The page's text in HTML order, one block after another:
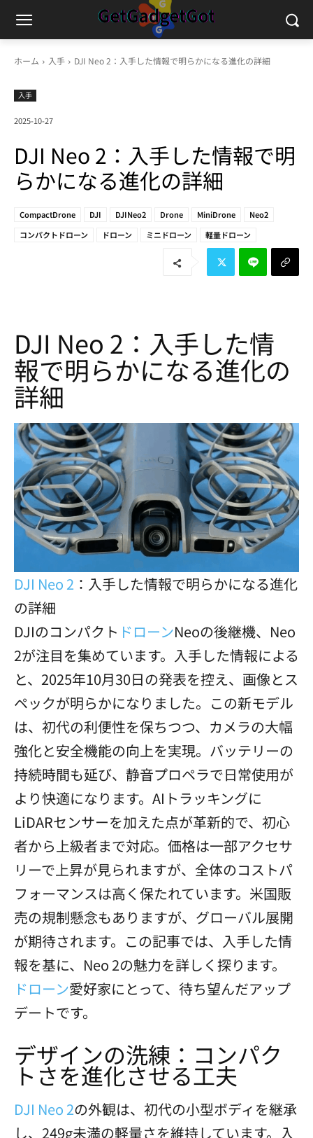
ホーム 入手 DJI Neo 2：入手した情報で明らかになる進化の詳細
入手
2025-10-27
DJI Neo 2：入手した情報で明
らかになる進化の詳細
CompactDrone DJI DJINeo2 Drone MiniDrone
Neo2
コンパクトドローン
ドローン ミニドローン 軽量ドローン
DJI Neo 2：入手した情
報で明らかになる進化の
詳細
DJI Neo 2 ：入手した情報で明らかになる進化
の詳細
DJIのコンパクト ドローンNeoの後継機、Neo
2が注目を集めています。入手した情報による
と、2025年10月30日の発表を控え、画像とス
ペックが明らかになりました。この新モデル
は、初代の利便性を保ちつつ、カメラの大幅
強化と安全機能の向上を実現。バッテリーの
持続時間も延び、静音プロペラで日常使用が
より快適になります。AIトラッキングに
LiDARセンサーを加えた点が革新的で、初心
者から上級者まで対応。価格は一部アクセサ
リーで上昇が見られますが、全体のコストパ
フォーマンスは高く保たれています。米国販
売の規制懸念もありますが、グローバル展開
が期待されます。この記事では、入手した情
報を基に、Neo 2の魅力を詳しく探ります。
ドローン愛好家にとって、待ち望んだアップ
デートです。
デザインの洗練：コンパク
トさを進化させる工夫
DJI Neo 2の外観は、初代の小型ボディを継承
し、249g未満の軽量さを維持しています。入